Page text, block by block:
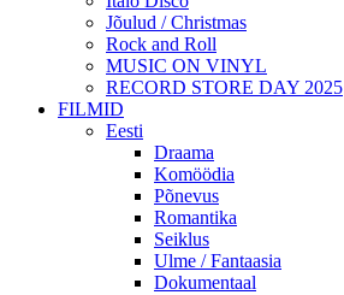
Jõulud / Christmas
Rock and Roll
MUSIC ON VINYL
RECORD STORE DAY 2025
FILMID
Eesti
Draama
Komöödia
Põnevus
Romantika
Seiklus
Ulme / Fantaasia
Dokumentaal